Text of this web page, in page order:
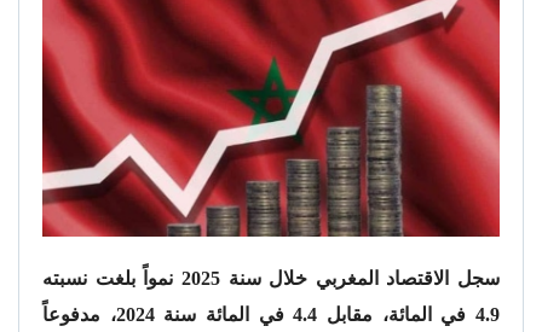
سجل الاقتصاد المغربي خلال سنة 2025 نمواً بلغت نسبته
4.9 في المائة، مقابل 4.4 في المائة سنة 2024، مدفوعاً